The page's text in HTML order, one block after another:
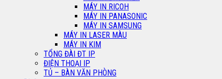
MÁY IN RICOH
MÁY IN PANASONIC
MÁY IN SAMSUNG
MÁY IN LASER MÀU
MÁY IN KIM
TỔNG ĐÀI ĐT IP
ĐIỆN THOẠI IP
TỦ – BÀN VĂN PHÒNG